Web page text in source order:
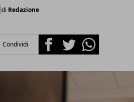
di Redazione
Condividi FacebookTwitterWhatsapp